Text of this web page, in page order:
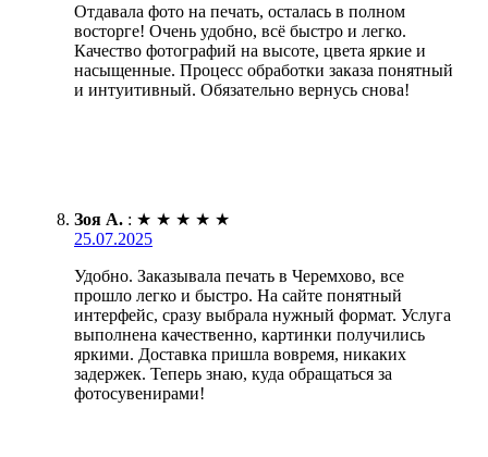
Отдавала фото на печать, осталась в полном
восторге! Очень удобно, всё быстро и легко.
Качество фотографий на высоте, цвета яркие и
насыщенные. Процесс обработки заказа понятный
и интуитивный. Обязательно вернусь снова!
Зоя А. : ★ ★ ★ ★ ★
25.07.2025
Удобно. Заказывала печать в Черемхово, все
прошло легко и быстро. На сайте понятный
интерфейс, сразу выбрала нужный формат. Услуга
выполнена качественно, картинки получились
яркими. Доставка пришла вовремя, никаких
задержек. Теперь знаю, куда обращаться за
фотосувенирами!